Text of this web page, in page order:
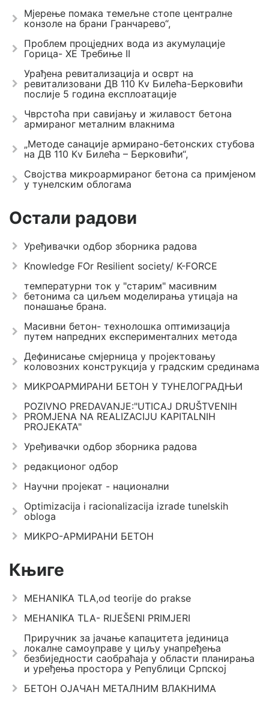
Мјерење помака темељне стопе централне
конзоле на брани Гранчарево“,
Проблем процједних вода из акумулације
Горица- ХЕ Требиње II
Урађена ревитализација и осврт на
ревитализовани ДВ 110 Кv Билећа-Берковићи
послије 5 година експлоатације
Чврстоћа при савијању и жилавост бетона
армираног металним влакнима
„Методе санације армирано-бетонских стубова
на ДВ 110 Кv Билећа – Берковићи“,
Својства микроармираног бетона са примјеном
у тунелским облогама
Остали радови
Уређивачки одбор зборника радова
Knowledge FOr Resilient society/ K-FORCE
температурни ток у "старим" масивним
бетонима са циљем моделирања утицаја на
понашање брана.
Масивни бетон- технолошка оптимизација
путем напредних експерименталних метода
Дефинисање смјерница у пројектовању
коловозних конструкција у градским срединама
МИКРОАРМИРАНИ БЕТОН У ТУНЕЛОГРАДЊИ
POZIVNO PREDAVANJE:"UTICAJ DRUŠTVENIH
PROMJENA NA REALIZACIJU KAPITALNIH
PROJEKATA"
Уређивачки одбор зборника радова
редакционог одбор
Научни пројекат - национални
Optimizacija i racionalizacija izrade tunelskih
obloga
МИКРО-АРМИРАНИ БЕТОН
Књиге
MEHANIKA TLA,od teorije do prakse
MEHANIKA TLA- RIJEŠENI PRIMJERI
Приручник за јачање капацитета јединица
локалне самоуправе у циљу унапређења
безбиједности саобраћаја у области планирања
и уређења простора у Републици Српској
БЕТОН ОЈАЧАН МЕТАЛНИМ ВЛАКНИМА